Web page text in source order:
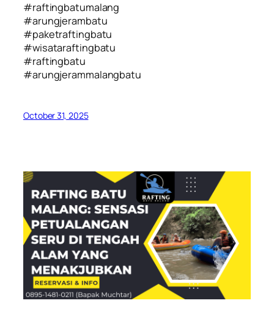
#raftingbatumalang
#arungjerambatu
#paketraftingbatu
#wisataraftingbatu
#raftingbatu
#arungjerammalangbatu
October 31, 2025